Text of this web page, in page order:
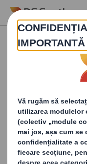
Skip to main content